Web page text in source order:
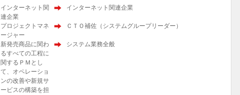
インターネット関
連企業
インターネット関連企業
プロジェクトマネ
ージャー
ＣＴＯ補佐（システムグループリーダー）
新発売商品に関わ
るすべての工程に
関するＰＭとし
て、オペレーショ
ンの改善や新規サ
ービスの構築を担
システム業務全般